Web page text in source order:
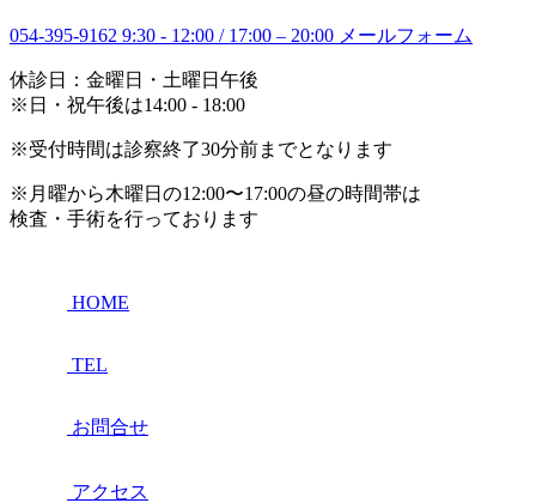
054-395-9162 9:30 - 12:00 / 17:00 – 20:00 メールフォーム
休診日：金曜日・土曜日午後
※日・祝午後は14:00 - 18:00
※受付時間は診察終了30分前までとなります
※月曜から木曜日の12:00〜17:00の昼の時間帯は
検査・手術を行っております
HOME
TEL
お問合せ
アクセス